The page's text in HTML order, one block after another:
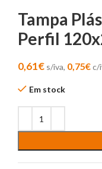
Tampa
Perfil
0,61€ s/iva, 0,75€c/
Em stock